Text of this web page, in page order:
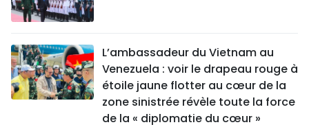
L’ambassadeur du Vietnam au
Venezuela : voir le drapeau rouge à
étoile jaune flotter au cœur de la
zone sinistrée révèle toute la force
de la « diplomatie du cœur »